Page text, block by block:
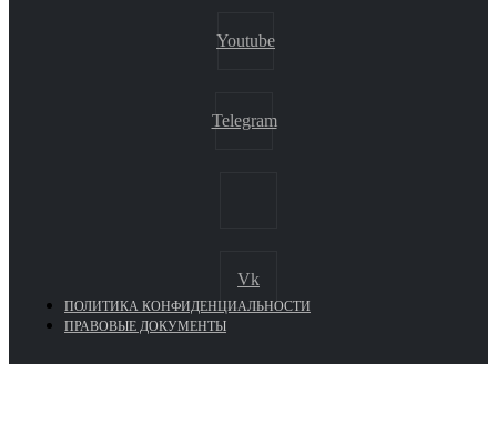
Youtube
Telegram
Vk
ПОЛИТИКА КОНФИДЕНЦИАЛЬНОСТИ
ПРАВОВЫЕ ДОКУМЕНТЫ